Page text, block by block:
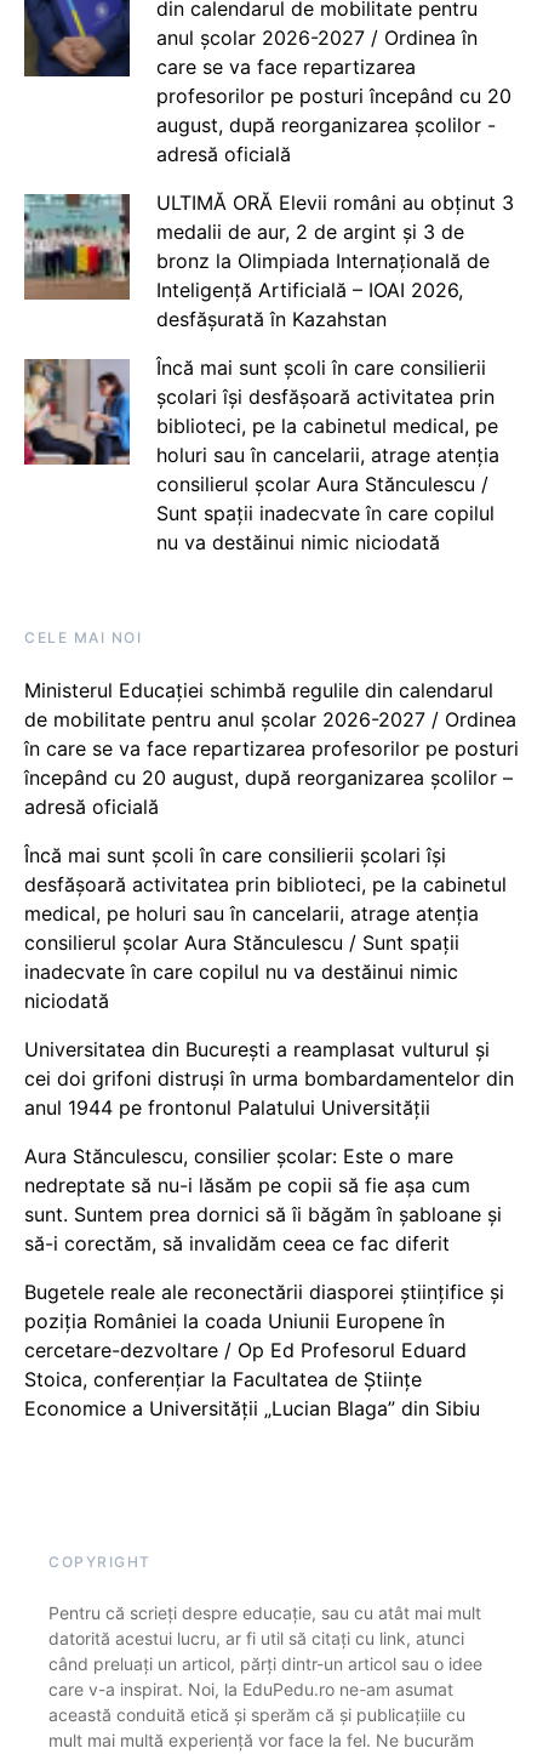
din calendarul de mobilitate pentru
anul școlar 2026-2027 / Ordinea în
care se va face repartizarea
profesorilor pe posturi începând cu 20
august, după reorganizarea școlilor -
adresă oficială
ULTIMĂ ORĂ Elevii români au obținut 3
medalii de aur, 2 de argint și 3 de
bronz la Olimpiada Internațională de
Inteligență Artificială – IOAI 2026,
desfășurată în Kazahstan
Încă mai sunt școli în care consilierii
școlari își desfășoară activitatea prin
biblioteci, pe la cabinetul medical, pe
holuri sau în cancelarii, atrage atenția
consilierul școlar Aura Stănculescu /
Sunt spații inadecvate în care copilul
nu va destăinui nimic niciodată
CELE MAI NOI
Ministerul Educației schimbă regulile din calendarul
de mobilitate pentru anul școlar 2026-2027 / Ordinea
în care se va face repartizarea profesorilor pe posturi
începând cu 20 august, după reorganizarea școlilor –
adresă oficială
Încă mai sunt școli în care consilierii școlari își
desfășoară activitatea prin biblioteci, pe la cabinetul
medical, pe holuri sau în cancelarii, atrage atenția
consilierul școlar Aura Stănculescu / Sunt spații
inadecvate în care copilul nu va destăinui nimic
niciodată
Universitatea din București a reamplasat vulturul și
cei doi grifoni distruși în urma bombardamentelor din
anul 1944 pe frontonul Palatului Universității
Aura Stănculescu, consilier școlar: Este o mare
nedreptate să nu-i lăsăm pe copii să fie așa cum
sunt. Suntem prea dornici să îi băgăm în șabloane și
să-i corectăm, să invalidăm ceea ce fac diferit
Bugetele reale ale reconectării diasporei științifice și
poziția României la coada Uniunii Europene în
cercetare-dezvoltare / Op Ed Profesorul Eduard
Stoica, conferențiar la Facultatea de Științe
Economice a Universității „Lucian Blaga” din Sibiu
COPYRIGHT
Pentru că scrieți despre educație, sau cu atât mai mult
datorită acestui lucru, ar fi util să citați cu link, atunci
când preluați un articol, părți dintr-un articol sau o idee
care v-a inspirat. Noi, la EduPedu.ro ne-am asumat
această conduită etică și sperăm că și publicațiile cu
mult mai multă experiență vor face la fel. Ne bucurăm